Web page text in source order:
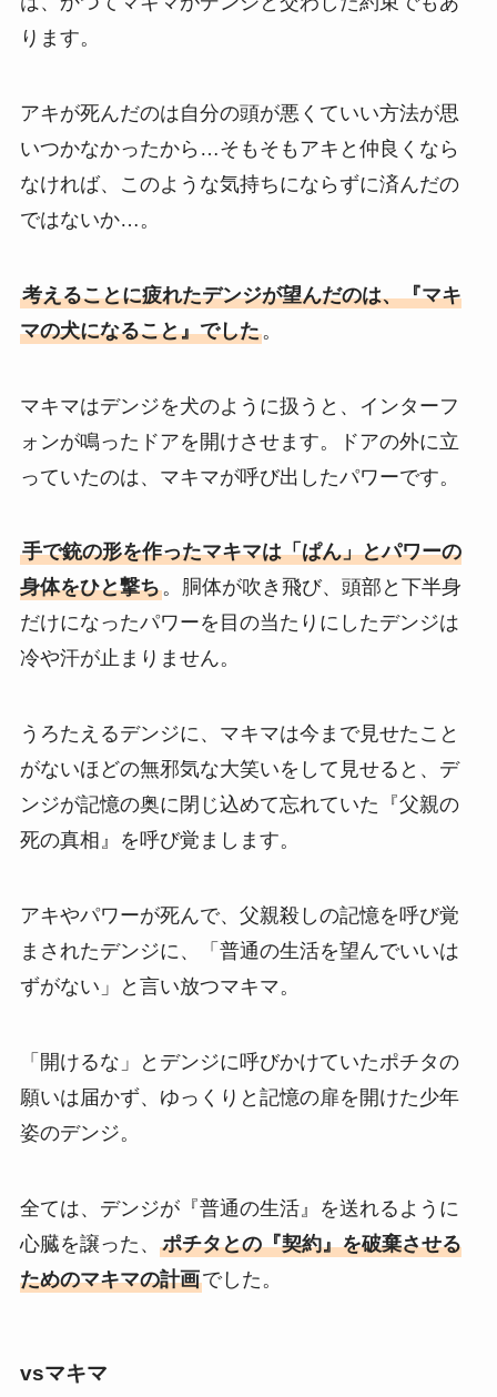
ります。
アキが死んだのは自分の頭が悪くていい方法が思
いつかなかったから…そもそもアキと仲良くなら
なければ、このような気持ちにならずに済んだの
ではないか…。
考えることに疲れたデンジが望んだのは、『マキ
マの犬になること』でした。
マキマはデンジを犬のように扱うと、インターフ
ォンが鳴ったドアを開けさせます。ドアの外に立
っていたのは、マキマが呼び出したパワーです。
手で銃の形を作ったマキマは「ぱん」とパワーの
身体をひと撃ち。胴体が吹き飛び、頭部と下半身
だけになったパワーを目の当たりにしたデンジは
冷や汗が止まりません。
うろたえるデンジに、マキマは今まで見せたこと
がないほどの無邪気な大笑いをして見せると、デ
ンジが記憶の奥に閉じ込めて忘れていた『父親の
死の真相』を呼び覚まします。
アキやパワーが死んで、父親殺しの記憶を呼び覚
まされたデンジに、「普通の生活を望んでいいは
ずがない」と言い放つマキマ。
「開けるな」とデンジに呼びかけていたポチタの
願いは届かず、ゆっくりと記憶の扉を開けた少年
姿のデンジ。
全ては、デンジが『普通の生活』を送れるように
心臓を譲った、 ポチタとの『契約』を破棄させる
ためのマキマの計画でした。
vsマキマ